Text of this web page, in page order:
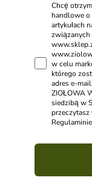
Chcę
handlowe o
artykułach
związanych
w celu
którego
adres e-
ZIOŁOWA
siedzibą w